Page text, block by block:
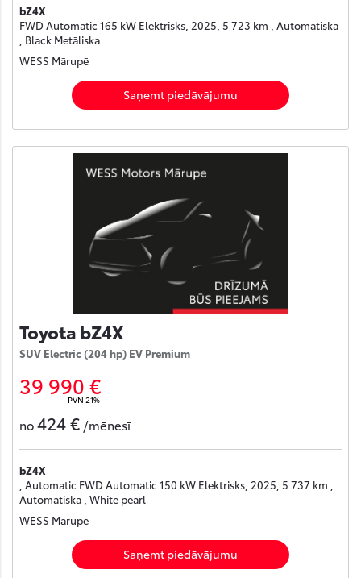
bZ4X
FWD Automatic 165 kW Elektrisks, 2025, 5 723 km , Automātiskā
, Black Metāliska
WESS Mārupē
Saņemt piedāvājumu
Toyota bZ4X
SUV Electric (204 hp) EV Premium
39 990 €
PVN 21%
no424 € /mēnesī
bZ4X
, Automatic FWD Automatic 150 kW Elektrisks, 2025, 5 737 km ,
Automātiskā , White pearl
WESS Mārupē
Saņemt piedāvājumu